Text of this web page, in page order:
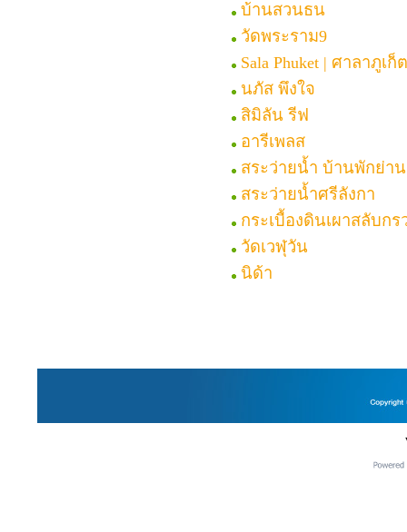
บ้านสวนธน
วัดพระราม9
Sala Phuket | ศาลาภูเก็ต
นภัส พึงใจ
สิมิลัน รีฟ
อารีเพลส
สระว่ายน้ำ บ้านพักย่า
สระว่ายน้ำศรีลังกา
กระเบื้องดินเผาสลับกร
วัดเวฬุวัน
นิด้า